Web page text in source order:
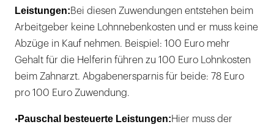
Leistungen:Bei diesen Zuwendungen entstehen beim
Arbeitgeber keine Lohnnebenkosten und er muss keine
Abzüge in Kauf nehmen. Beispiel: 100 Euro mehr
Gehalt für die Helferin führen zu 100 Euro Lohnkosten
beim Zahnarzt. Abgabenersparnis für beide: 78 Euro
pro 100 Euro Zuwendung.
•Pauschal besteuerte Leistungen:Hier muss der